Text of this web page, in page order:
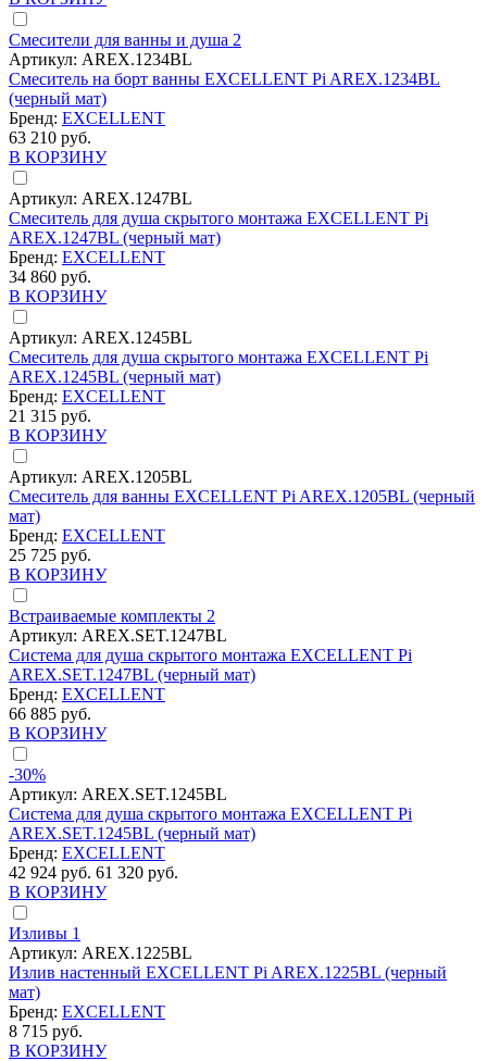
Смесители для ванны и душа 2
Артикул: AREX.1234BL
Смеситель на борт ванны EXCELLENT Pi AREX.1234BL
(черный мат)
Бренд: EXCELLENT
63 210 руб.
В КОРЗИНУ
Артикул: AREX.1247BL
Смеситель для душа скрытого монтажа EXCELLENT Pi
AREX.1247BL (черный мат)
Бренд: EXCELLENT
34 860 руб.
В КОРЗИНУ
Артикул: AREX.1245BL
Смеситель для душа скрытого монтажа EXCELLENT Pi
AREX.1245BL (черный мат)
Бренд: EXCELLENT
21 315 руб.
В КОРЗИНУ
Артикул: AREX.1205BL
Смеситель для ванны EXCELLENT Pi AREX.1205BL (черный
мат)
Бренд: EXCELLENT
25 725 руб.
В КОРЗИНУ
Встраиваемые комплекты 2
Артикул: AREX.SET.1247BL
Система для душа скрытого монтажа EXCELLENT Pi
AREX.SET.1247BL (черный мат)
Бренд: EXCELLENT
66 885 руб.
В КОРЗИНУ
-30%
Артикул: AREX.SET.1245BL
Система для душа скрытого монтажа EXCELLENT Pi
AREX.SET.1245BL (черный мат)
Бренд: EXCELLENT
42 924 руб. 61 320 руб.
В КОРЗИНУ
Изливы 1
Артикул: AREX.1225BL
Излив настенный EXCELLENT Pi AREX.1225BL (черный
мат)
Бренд: EXCELLENT
8 715 руб.
В КОРЗИНУ